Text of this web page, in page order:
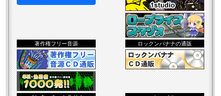
著作権フリー音源 ロックンバナナの通販